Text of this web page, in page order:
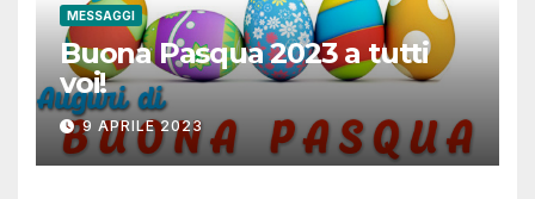
MESSAGGI
Buona Pasqua 2023 a tutti
voi!
9 APRILE 2023